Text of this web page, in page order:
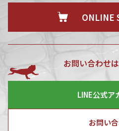
ONLINE
お問い合わせ
LINE公式ア
お問い